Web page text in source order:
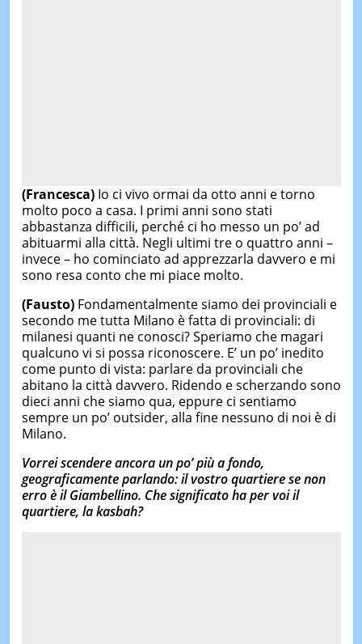
(Francesca) Io ci vivo ormai da otto anni e torno
molto poco a casa. I primi anni sono stati
abbastanza difficili, perché ci ho messo un po’ ad
abituarmi alla città. Negli ultimi tre o quattro anni –
invece – ho cominciato ad apprezzarla davvero e mi
sono resa conto che mi piace molto.
(Fausto)Fondamentalmente siamo dei provinciali e
secondo me tutta Milano è fatta di provinciali: di
milanesi quanti ne conosci? Speriamo che magari
qualcuno vi si possa riconoscere. E’ un po’ inedito
come punto di vista: parlare da provinciali che
abitano la città davvero. Ridendo e scherzando sono
dieci anni che siamo qua, eppure ci sentiamo
sempre un po’ outsider, alla fine nessuno di noi è di
Milano.
Vorrei scendere ancora un po’ più a fondo,
geograficamente parlando: il vostro quartiere se non
erro è il Giambellino. Che significato ha per voi il
quartiere, la kasbah?